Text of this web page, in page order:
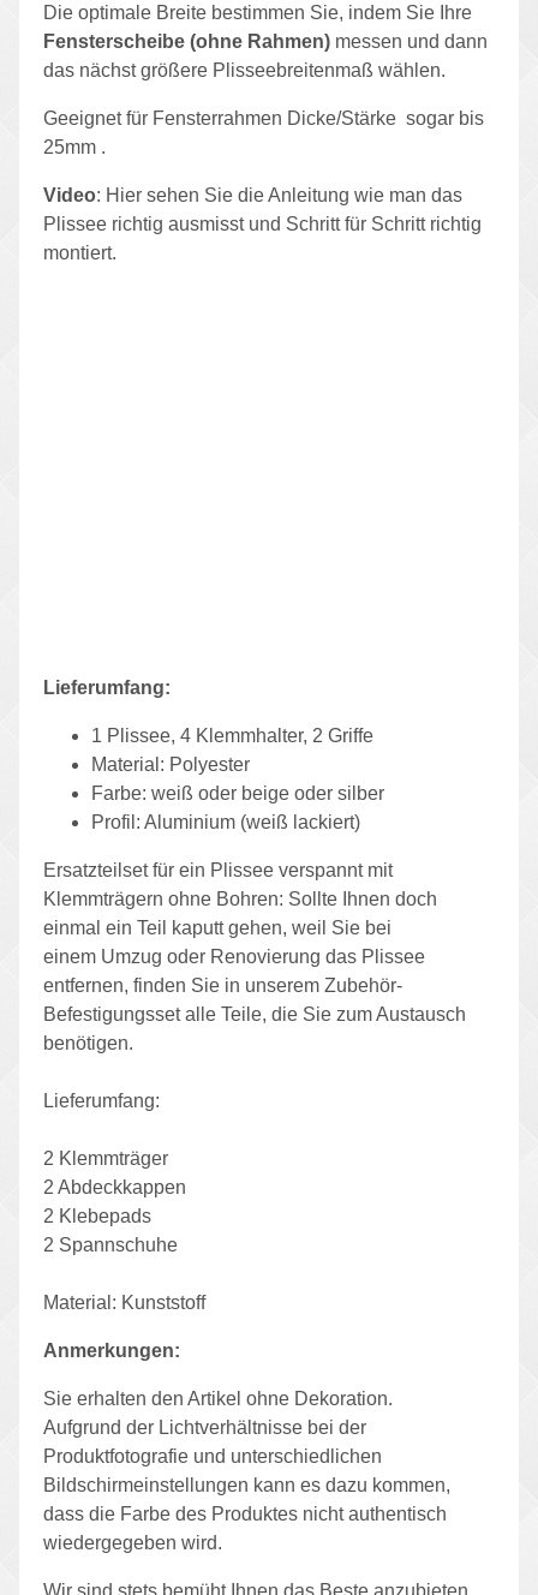
Die optimale Breite bestimmen Sie, indem Sie Ihre
Fensterscheibe (ohne Rahmen) messen und dann
das nächst größere Plisseebreitenmaß wählen.
Geeignet für Fensterrahmen Dicke/Stärke sogar bis
25mm .
Video: Hier sehen Sie die Anleitung wie man das
Plissee richtig ausmisst und Schritt für Schritt richtig
montiert.
Lieferumfang:
1 Plissee, 4 Klemmhalter, 2 Griffe
Material: Polyester
Farbe: weiß oder beige oder silber
Profil: Aluminium (weiß lackiert)
Ersatzteilset für ein Plissee verspannt mit
Klemmträgern ohne Bohren: Sollte Ihnen doch
einmal ein Teil kaputt gehen, weil Sie bei
einem Umzug oder Renovierung das Plissee
entfernen, finden Sie in unserem Zubehör-
Befestigungsset alle Teile, die Sie zum Austausch
benötigen.
Lieferumfang:
2 Klemmträger
2 Abdeckkappen
2 Klebepads
2 Spannschuhe
Material: Kunststoff
Anmerkungen:
Sie erhalten den Artikel ohne Dekoration.
Aufgrund der Lichtverhältnisse bei der
Produktfotografie und unterschiedlichen
Bildschirmeinstellungen kann es dazu kommen,
dass die Farbe des Produktes nicht authentisch
wiedergegeben wird.
Wir sind stets bemüht Ihnen das Beste anzubieten